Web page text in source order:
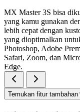
MX Master 3S bisa
yang kamu gunakan
lebih cepat dengan
yang dioptimalkan
Photoshop, Adobe
Safari, Zoom, dan
Edge.
Temukan fitur tambahan